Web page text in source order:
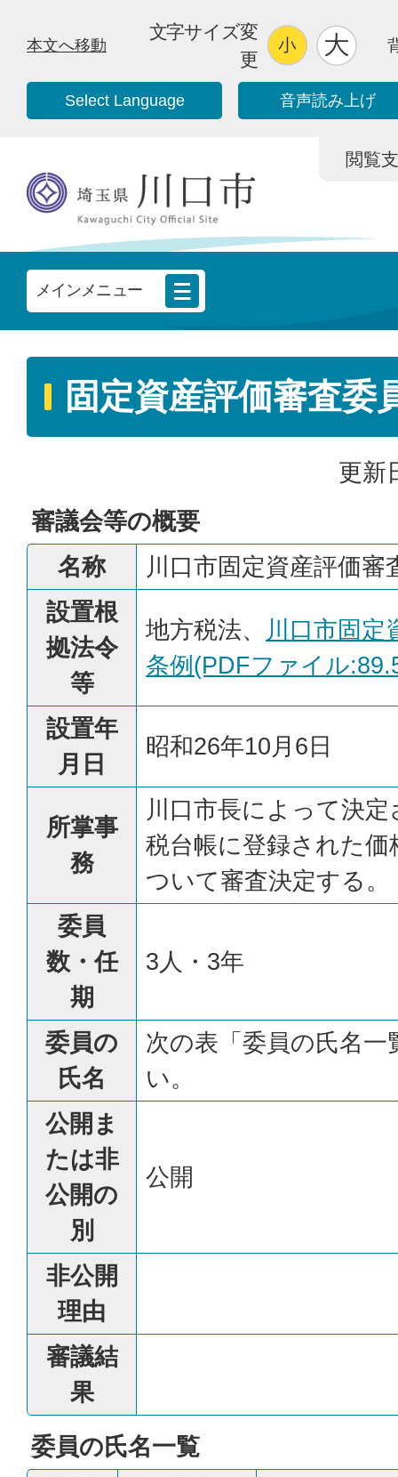
本文へ移動
文字サイズ変
更
Select Language 音声読み上げ
閲覧
メインメニュー
固定資産評価審査委
更新
審議会等の概要
名称
川口市固定資産評価審
設置根
拠法令
等
地方税法、
川口市固定
条例(PDFファイル
設置年
月日
昭和26年10月6日
所掌事
務
川口市長によって決
税台帳に登録された
ついて審査決定する。
委員
数・任
期
3人・3年
委員の
氏名
次の表「委員の氏名
い。
公開ま
たは非
公開の
別
公開
非公開
理由
審議結
果
委員の氏名一覧